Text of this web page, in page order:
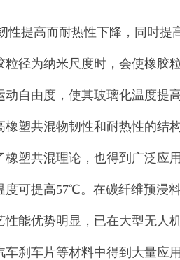
高而耐热性下降，同时提
径为纳米尺度时，会使橡胶
自由度，使其玻璃化温度提
塑共混物韧性和耐热性的结
塑共混理论，也得到广泛应
可提高57℃。在碳纤维预浸
能优势明显，已在大型无人
刹车片等材料中得到大量应